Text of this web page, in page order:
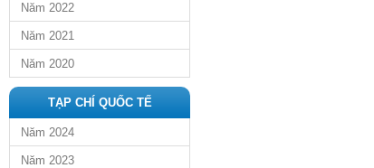
Năm 2022
Năm 2021
Năm 2020
TẠP CHÍ QUỐC TẾ
Năm 2024
Năm 2023